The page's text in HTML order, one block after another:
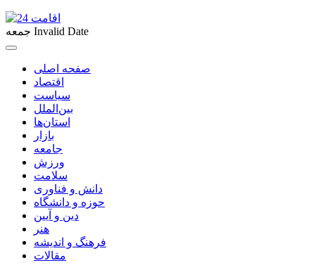
جمعه Invalid Date
صفحه اصلی
اقتصاد
سیاست
بین‌الملل
استان‌ها
بازار
جامعه
ورزش
سلامت
دانش و فناوری
حوزه و دانشگاه
دین و آیین
هنر
فرهنگ و اندیشه
مقالات